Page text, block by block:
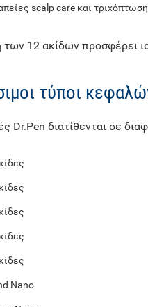
scalp care και
των 12 ακίδων προσφέρει
τύποι
Dr.Pen διατίθενται σε
Nano